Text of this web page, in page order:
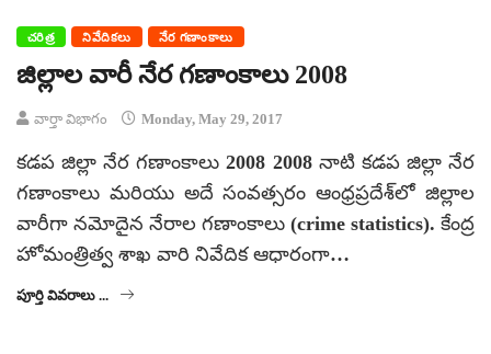
చరిత్ర నివేదికలు నేర గణాంకాలు
జిల్లాల వారీ నేర గణాంకాలు 2008
వార్తా విభాగం Monday, May 29, 2017
కడప జిల్లా నేర గణాంకాలు 2008 2008 నాటి కడప జిల్లా నేర
గణాంకాలు మరియు అదే సంవత్సరం ఆంధ్రప్రదేశ్‌లో జిల్లాల
వారీగా నమోదైన నేరాల గణాంకాలు (crime statistics). కేంద్ర
హోమంత్రిత్వ శాఖ వారి నివేదిక ఆధారంగా…
పూర్తి వివరాలు ...